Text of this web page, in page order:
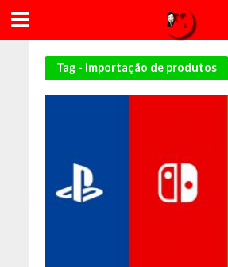
Tag - importação de produtos